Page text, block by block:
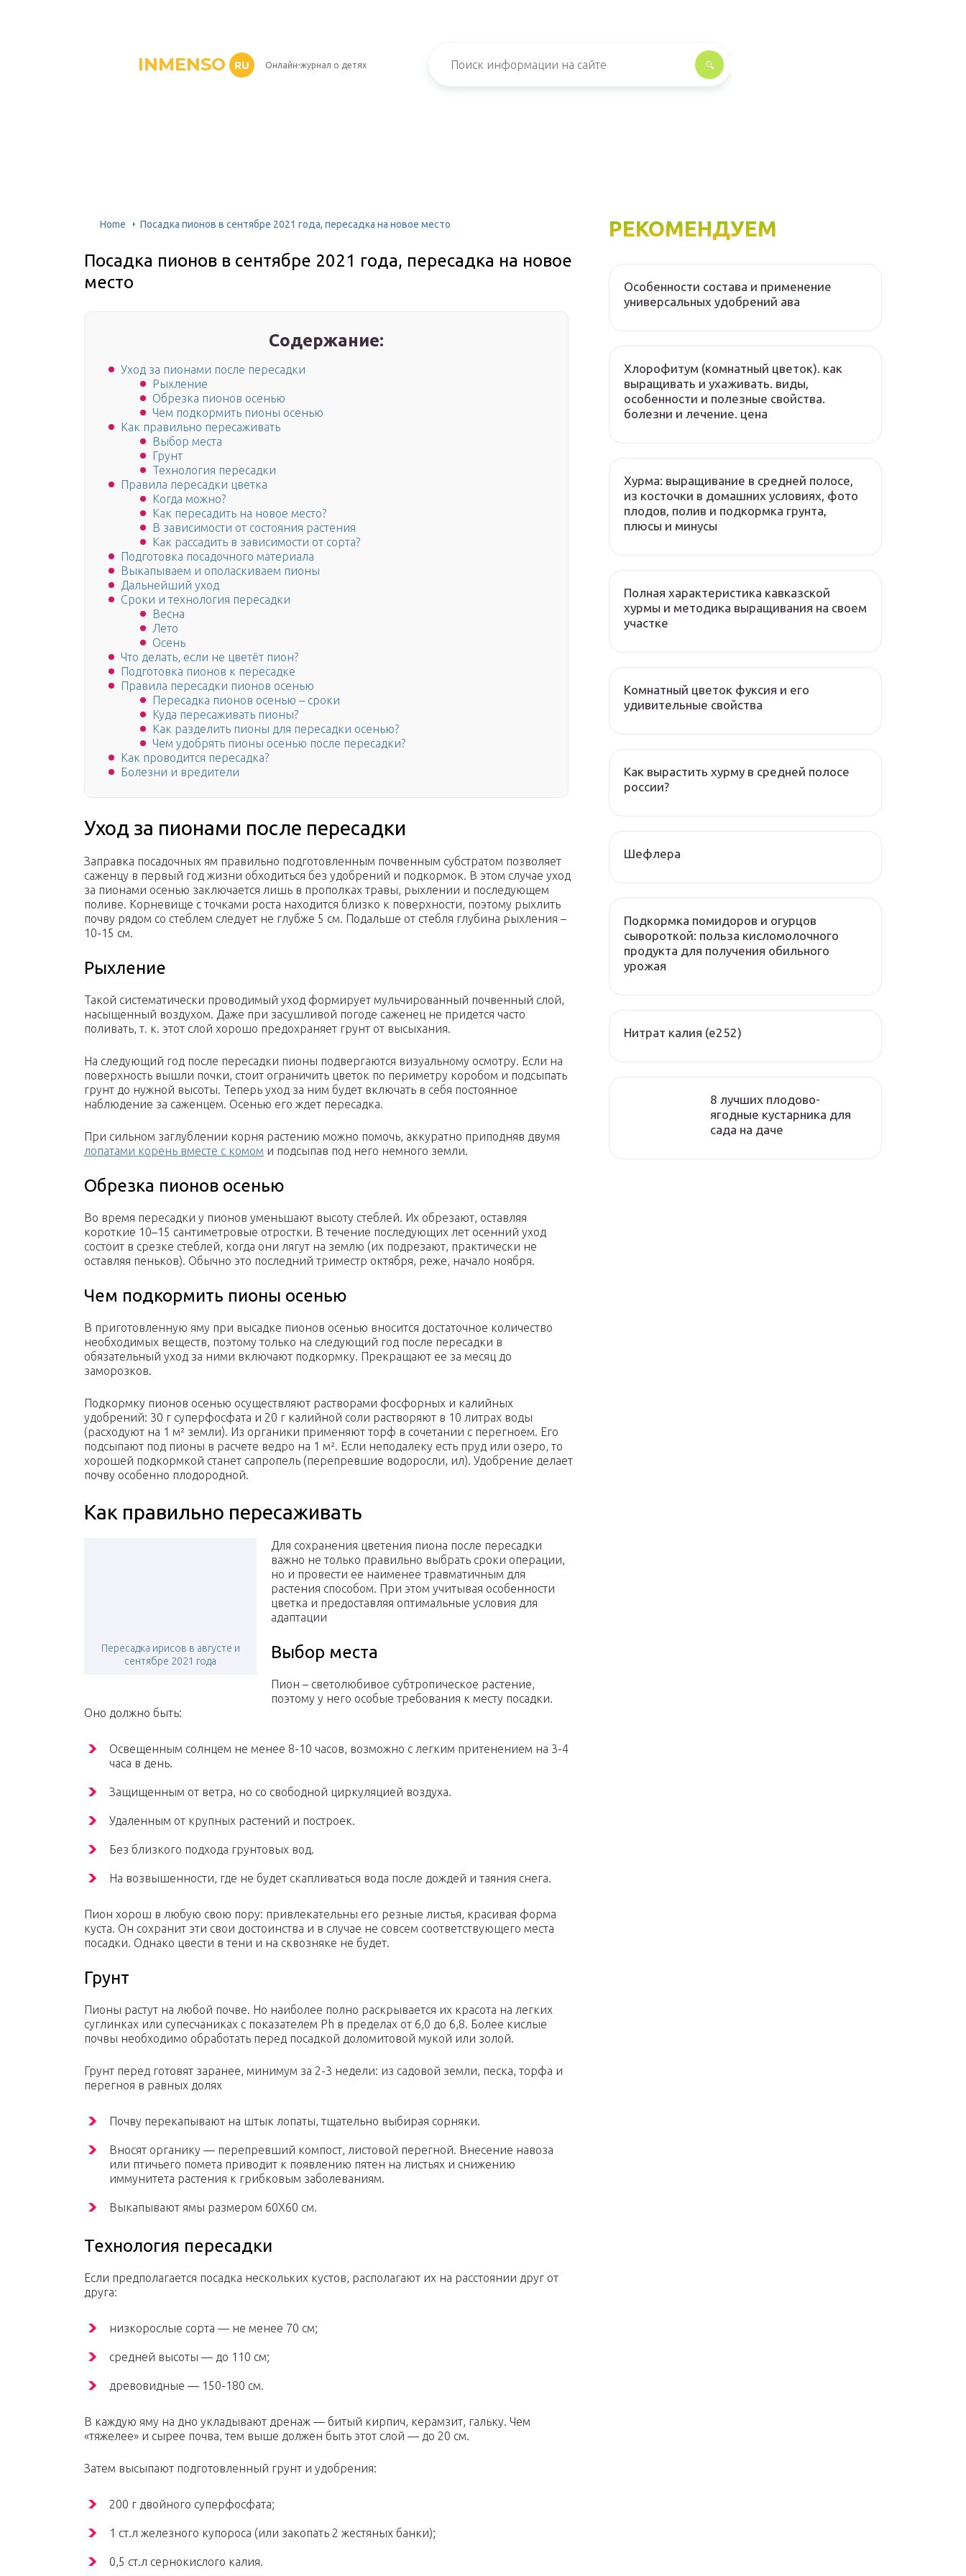
INMENSO RU Онлайн-журнал о детях
Home Посадка пионов в сентябре 2021 года, пересадка на новое место
Посадка пионов в сентябре 2021 года, пересадка на новое
место
Содержание:
Уход за пионами после пересадки
Рыхление
Обрезка пионов осенью
Чем подкормить пионы осенью
Как правильно пересаживать
Выбор места
Грунт
Технология пересадки
Правила пересадки цветка
Когда можно?
Как пересадить на новое место?
В зависимости от состояния растения
Как рассадить в зависимости от сорта?
Подготовка посадочного материала
Выкапываем и ополаскиваем пионы
Дальнейший уход
Сроки и технология пересадки
Весна
Лето
Осень
Что делать, если не цветёт пион?
Подготовка пионов к пересадке
Правила пересадки пионов осенью
Пересадка пионов осенью – сроки
Куда пересаживать пионы?
Как разделить пионы для пересадки осенью?
Чем удобрять пионы осенью после пересадки?
Как проводится пересадка?
Болезни и вредители
Уход за пионами после пересадки
Заправка посадочных ям правильно подготовленным почвенным субстратом позволяет
саженцу в первый год жизни обходиться без удобрений и подкормок. В этом случае уход
за пионами осенью заключается лишь в прополках травы, рыхлении и последующем
поливе. Корневище с точками роста находится близко к поверхности, поэтому рыхлить
почву рядом со стеблем следует не глубже 5 см. Подальше от стебля глубина рыхления –
10-15 см.
Рыхление
Такой систематически проводимый уход формирует мульчированный почвенный слой,
насыщенный воздухом. Даже при засушливой погоде саженец не придется часто
поливать, т. к. этот слой хорошо предохраняет грунт от высыхания.
На следующий год после пересадки пионы подвергаются визуальному осмотру. Если на
поверхность вышли почки, стоит ограничить цветок по периметру коробом и подсыпать
грунт до нужной высоты. Теперь уход за ним будет включать в себя постоянное
наблюдение за саженцем. Осенью его ждет пересадка.
При сильном заглублении корня растению можно помочь, аккуратно приподняв двумя
лопатами корень вместе с комом и подсыпав под него немного земли.
Обрезка пионов осенью
Во время пересадки у пионов уменьшают высоту стеблей. Их обрезают, оставляя
короткие 10–15 сантиметровые отростки. В течение последующих лет осенний уход
состоит в срезке стеблей, когда они лягут на землю (их подрезают, практически не
оставляя пеньков). Обычно это последний триместр октября, реже, начало ноября.
Чем подкормить пионы осенью
В приготовленную яму при высадке пионов осенью вносится достаточное количество
необходимых веществ, поэтому только на следующий год после пересадки в
обязательный уход за ними включают подкормку. Прекращают ее за месяц до
заморозков.
Подкормку пионов осенью осуществляют растворами фосфорных и калийных
удобрений: 30 г суперфосфата и 20 г калийной соли растворяют в 10 литрах воды
(расходуют на 1 м² земли). Из органики применяют торф в сочетании с перегноем. Его
подсыпают под пионы в расчете ведро на 1 м². Если неподалеку есть пруд или озеро, то
хорошей подкормкой станет сапропель (перепревшие водоросли, ил). Удобрение делает
почву особенно плодородной.
Как правильно пересаживать
Пересадка ирисов в августе и
сентябре 2021 года
Для сохранения цветения пиона после пересадки
важно не только правильно выбрать сроки операции,
но и провести ее наименее травматичным для
растения способом. При этом учитывая особенности
цветка и предоставляя оптимальные условия для
адаптации
Выбор места
Пион – светолюбивое субтропическое растение,
поэтому у него особые требования к месту посадки.
Оно должно быть:
Освещенным солнцем не менее 8-10 часов, возможно с легким притенением на 3-4
часа в день.
Защищенным от ветра, но со свободной циркуляцией воздуха.
Удаленным от крупных растений и построек.
Без близкого подхода грунтовых вод.
На возвышенности, где не будет скапливаться вода после дождей и таяния снега.
Пион хорош в любую свою пору: привлекательны его резные листья, красивая форма
куста. Он сохранит эти свои достоинства и в случае не совсем соответствующего места
посадки. Однако цвести в тени и на сквозняке не будет.
Грунт
Пионы растут на любой почве. Но наиболее полно раскрывается их красота на легких
суглинках или супесчаниках с показателем Ph в пределах от 6,0 до 6,8. Более кислые
почвы необходимо обработать перед посадкой доломитовой мукой или золой.
Грунт перед готовят заранее, минимум за 2-3 недели: из садовой земли, песка, торфа и
перегноя в равных долях
Почву перекапывают на штык лопаты, тщательно выбирая сорняки.
Вносят органику — перепревший компост, листовой перегной. Внесение навоза
или птичьего помета приводит к появлению пятен на листьях и снижению
иммунитета растения к грибковым заболеваниям.
Выкапывают ямы размером 60Х60 см.
Технология пересадки
Если предполагается посадка нескольких кустов, располагают их на расстоянии друг от
друга:
низкорослые сорта — не менее 70 см;
средней высоты — до 110 см;
древовидные — 150-180 см.
В каждую яму на дно укладывают дренаж — битый кирпич, керамзит, гальку. Чем
«тяжелее» и сырее почва, тем выше должен быть этот слой — до 20 см.
Затем высыпают подготовленный грунт и удобрения:
200 г двойного суперфосфата;
1 ст.л железного купороса (или закопать 2 жестяных банки);
0,5 ст.л сернокислого калия.
РЕКОМЕНДУЕМ
Особенности состава и применение
универсальных удобрений ава
Хлорофитум (комнатный цветок). как
выращивать и ухаживать. виды,
особенности и полезные свойства.
болезни и лечение. цена
Хурма: выращивание в средней полосе,
из косточки в домашних условиях, фото
плодов, полив и подкормка грунта,
плюсы и минусы
Полная характеристика кавказской
хурмы и методика выращивания на своем
участке
Комнатный цветок фуксия и его
удивительные свойства
Как вырастить хурму в средней полосе
россии?
Шефлера
Подкормка помидоров и огурцов
сывороткой: польза кисломолочного
продукта для получения обильного
урожая
Нитрат калия (е252)
8 лучших плодово-
ягодные кустарника для
сада на даче